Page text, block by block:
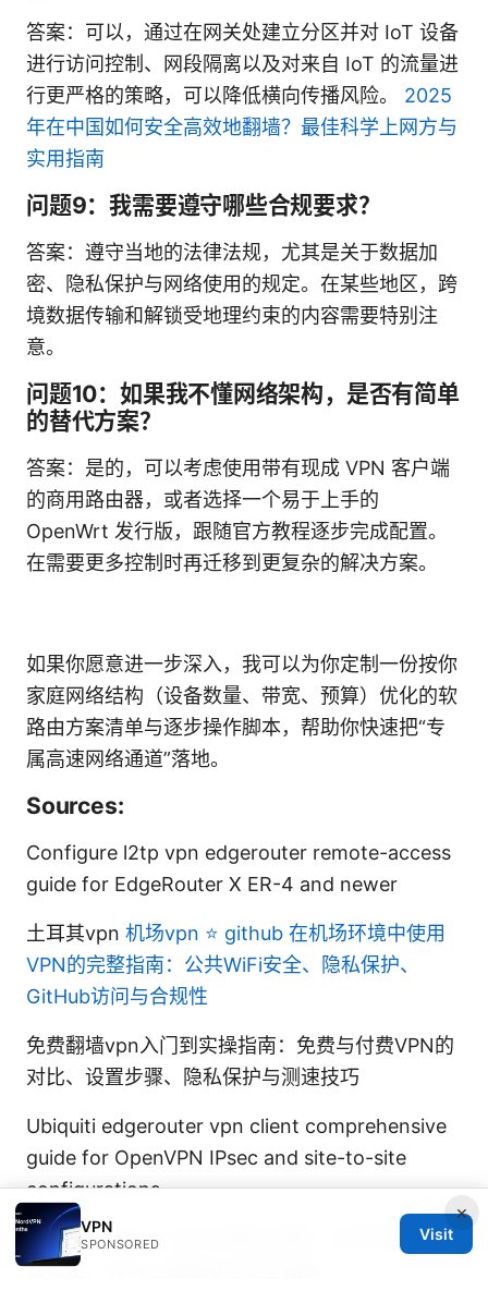
答案：可以，通过在网关处建立分区并对 IoT 设备
进行访问控制、网段隔离以及对来自 IoT 的流量进
行更严格的策略，可以降低横向传播风险。 2025
年在中国如何安全高效地翻墙？最佳科学上网方与
实用指南
问题9：我需要遵守哪些合规要求？
答案：遵守当地的法律法规，尤其是关于数据加
密、隐私保护与网络使用的规定。在某些地区，跨
境数据传输和解锁受地理约束的内容需要特别注
意。
问题10：如果我不懂网络架构，是否有简单
的替代方案？
答案：是的，可以考虑使用带有现成 VPN 客户端
的商用路由器，或者选择一个易于上手的
OpenWrt 发行版，跟随官方教程逐步完成配置。
在需要更多控制时再迁移到更复杂的解决方案。
如果你愿意进一步深入，我可以为你定制一份按你
家庭网络结构（设备数量、带宽、预算）优化的软
路由方案清单与逐步操作脚本，帮助你快速把“专
属高速网络通道”落地。
Sources:
Configure l2tp vpn edgerouter remote-access
guide for EdgeRouter X ER-4 and newer
土耳其vpn 机场vpn ⭐ github 在机场环境中使用
VPN的完整指南：公共WiFi安全、隐私保护、
GitHub访问与合规性
免费翻墙vpn入门到实操指南：免费与付费VPN的
对比、设置步骤、隐私保护与测速技巧
Ubiquiti edgerouter vpn client comprehensive
guide for OpenVPN IPsec and site-to-site
configurations
去新加坡签证：2025年最全攻略，手把手教你轻
松搞定！VPN上网隐私与安全指南
×
VPN
SPONSORED
Visit